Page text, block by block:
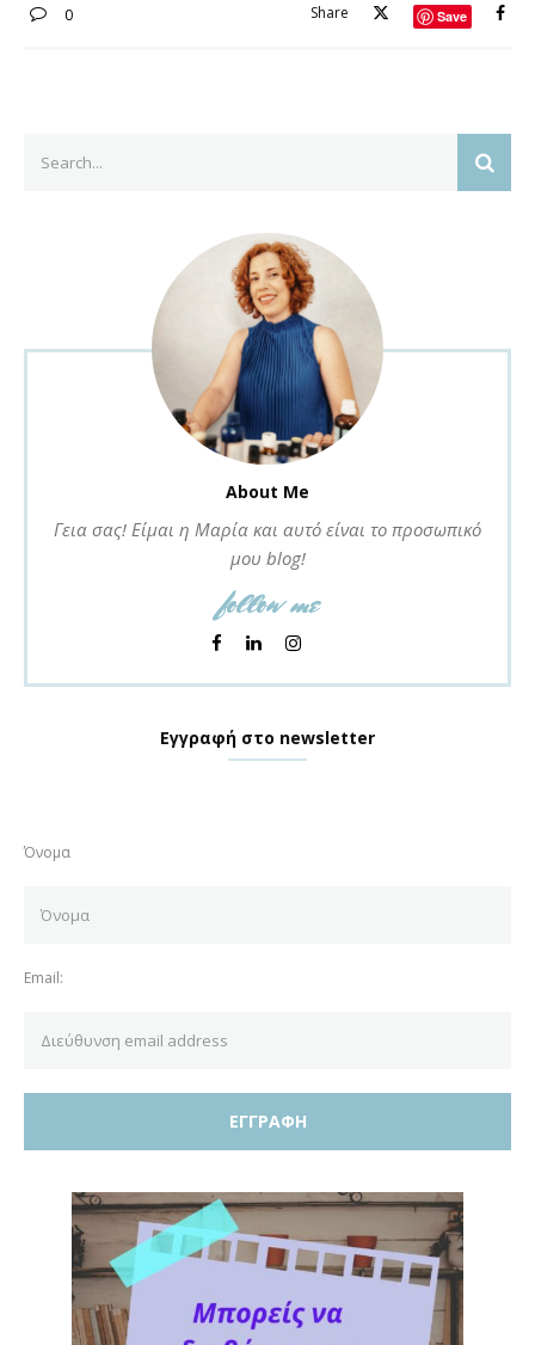
0 Share Save
for:
About Me
Γεια σας! Είμαι η Μαρία και αυτό είναι το προσωπικό
μου blog!
follow me
Εγγραφή στο newsletter
Όνομα
Email: